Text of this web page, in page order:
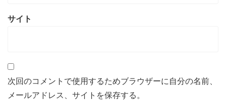
サイト
次回のコメントで使用するためブラウザーに自分の名前、
メールアドレス、サイトを保存する。